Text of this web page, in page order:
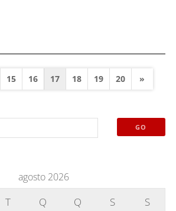
15 16 17 18 19 20 »
agosto 2026
T Q Q S S